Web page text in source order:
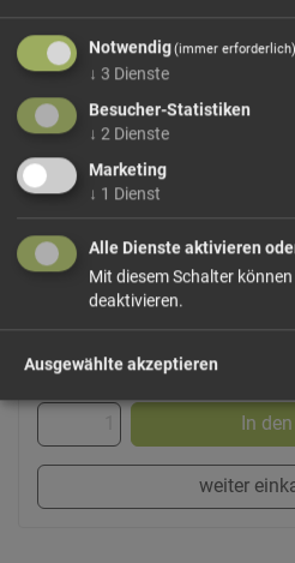
In der Küche eignet sich grobes
für kräftige Polentagerichte, die
rustikale Konsistenz haben
zu Pilzen, Käse,
Beilage zu herzhaften
werden 4 Teile gesalzenes
und 1 Teil Maisgrieß langsam
sollte die Polenta unter Rühren
garen.
Größe: 750 g
In
weiter
Notwendig(immer erforderlich)
↓ 3 Dienste
Besucher-Statistiken
↓ 2 Dienste
Marketing
↓ 1 Dienst
Alle Dienste aktivieren
Mit diesem Schalter
deaktivieren.
Ausgewählte akzeptieren